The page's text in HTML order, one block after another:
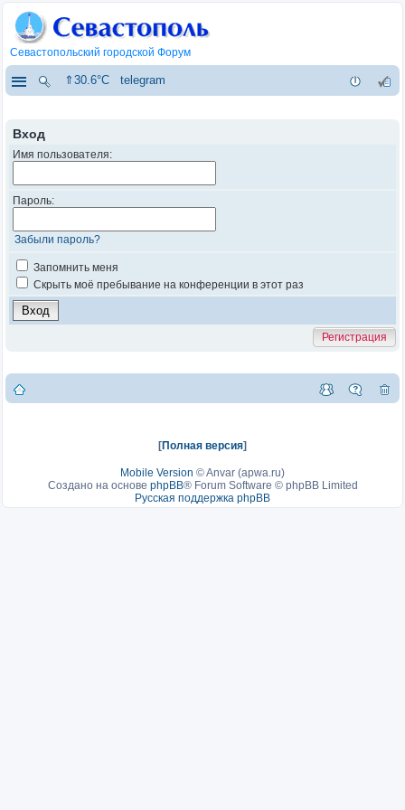
Севастопольский городской Форум
⇑30.6°C telegram
Вход
Имя пользователя:
Пароль:
Забыли пароль?
Запомнить меня
Скрыть моё пребывание на конференции в этот раз
Регистрация
[Полная версия]
Mobile Version ©Anvar (apwa.ru)
Создано на основе phpBB® Forum Software © phpBB Limited
Русская поддержка phpBB